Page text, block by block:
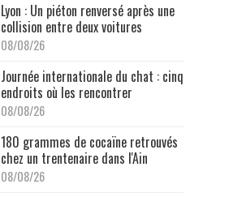
Lyon : Un piéton renversé après une
collision entre deux voitures
08/08/26
Journée internationale du chat : cinq
endroits où les rencontrer
08/08/26
180 grammes de cocaïne retrouvés
chez un trentenaire dans l'Ain
08/08/26